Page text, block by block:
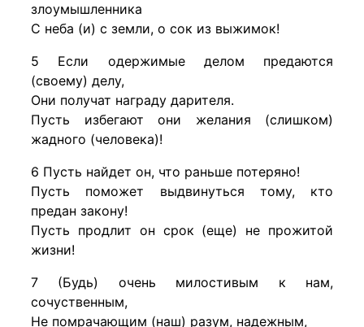
злоумышленника
С неба (и) с земли, о сок из выжимок!
5 Если одержимые делом предаются
(своему) делу,
Они получат награду дарителя.
Пусть избегают они желания (слишком)
жадного (человека)!
6 Пусть найдет он, что раньше потеряно!
Пусть поможет выдвинуться тому, кто
предан закону!
Пусть продлит он срок (еще) не прожитой
жизни!
7 (Будь) очень милостивым к нам,
сочуственным,
Не помрачающим (наш) разум, надежным,